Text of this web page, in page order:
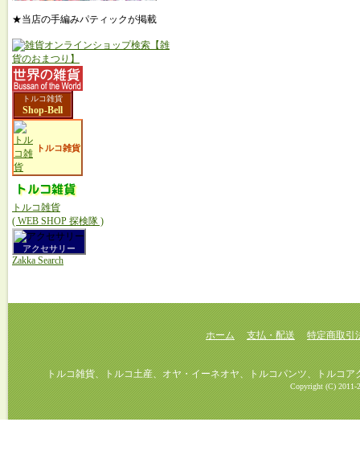
★当店の手編みパティックが掲載
トルコ雑貨
Shop-Bell
トルコ雑貨
トルコ雑貨
( WEB SHOP 探検隊 )
アクセサリー
Zakka Search
ホーム 支払・配送 特定商取引
トルコ雑貨、トルコ土産、オヤ・イーネオヤ、トルコパンツ、トルコアク
Copyright (C) 2011-